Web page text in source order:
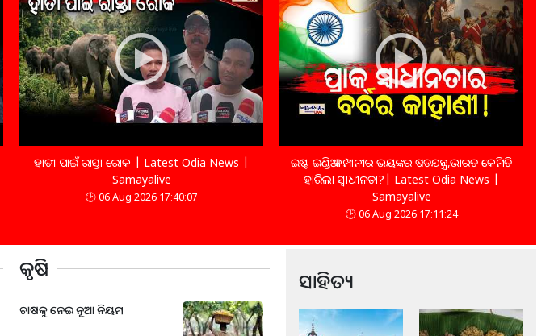
ହାତୀ ପାଇଁ ରାସ୍ତା ରୋକ | Latest Odia News |
Samayalive
06 Aug 2026 17:40:07
ଇଷ୍ଟ ଇଣ୍ଡିଆ କମ୍ପାନୀର ଭୟଙ୍କର ଷଡଯନ୍ତ୍ର,ଭାରତ କେମିତି
ହାରିଲା ସ୍ୱାଧୀନତା?| Latest Odia News |
Samayalive
06 Aug 2026 17:11:24
କୃଷି
ଚାଷକୁ ନେଇ ନୂଆ ନିୟମ
ସାହିତ୍ୟ